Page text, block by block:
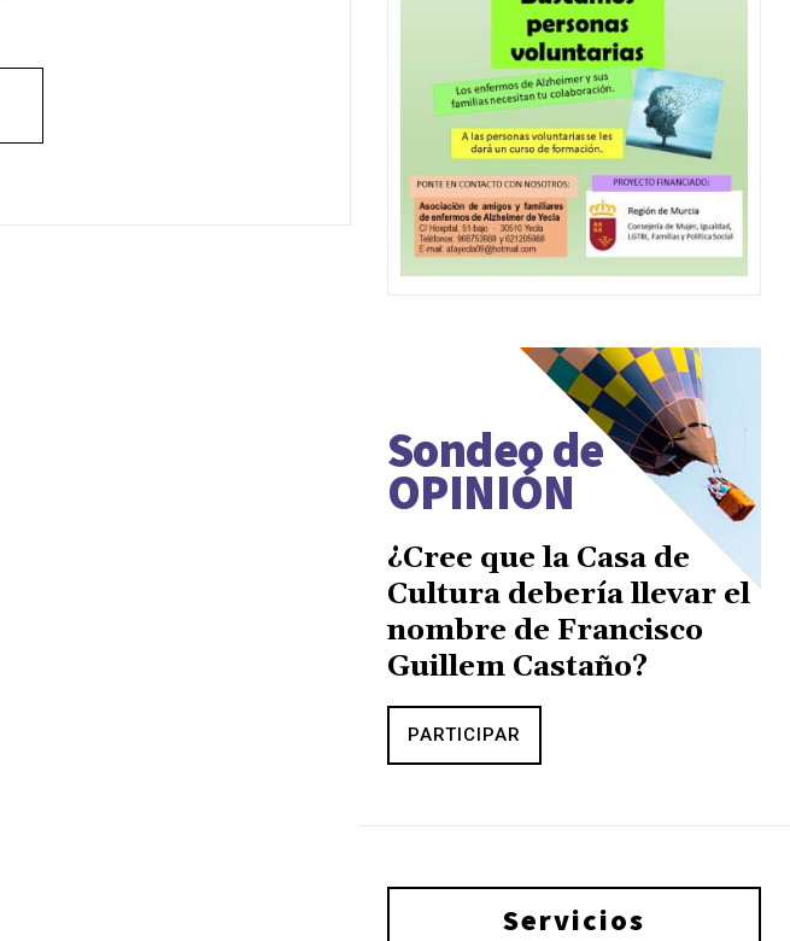
Sondeo de
OPINIÓN
¿Cree que la Casa de
Cultura debería llevar el
nombre de Francisco
Guillem Castaño?
PARTICIPAR
Servicios